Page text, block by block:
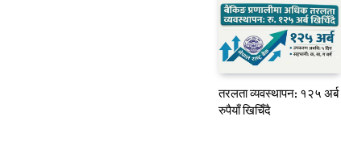
तरलता व्यवस्थापन: १२५ अर्ब
रुपैयाँ खिचिँदै